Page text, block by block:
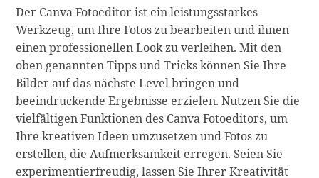
Der Canva Fotoeditor ist ein leistungsstarkes
Werkzeug, um Ihre Fotos zu bearbeiten und ihnen
einen professionellen Look zu verleihen. Mit den
oben genannten Tipps und Tricks können Sie Ihre
Bilder auf das nächste Level bringen und
beeindruckende Ergebnisse erzielen. Nutzen Sie die
vielfältigen Funktionen des Canva Fotoeditors, um
Ihre kreativen Ideen umzusetzen und Fotos zu
erstellen, die Aufmerksamkeit erregen. Seien Sie
experimentierfreudig, lassen Sie Ihrer Kreativität